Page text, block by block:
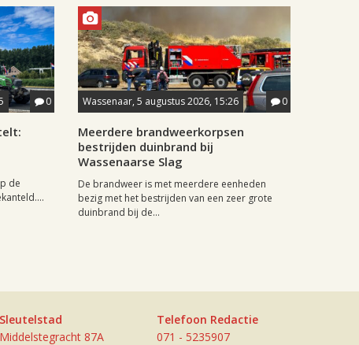
0
de
Wassenaar, 5 augustus 2026, 15:26 0
Meerdere brandweerkorpsen
bestrijden duinbrand bij
Wassenaarse Slag
De brandweer is met meerdere eenheden
bezig met het bestrijden van een zeer grote
duinbrand bij de...
Sleutelstad
Middelstegracht 87A
Telefoon Redactie
071 - 5235907